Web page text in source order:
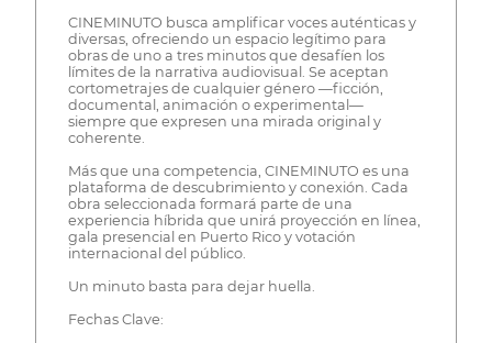
CINEMINUTO busca amplificar voces auténticas y
diversas, ofreciendo un espacio legítimo para
obras de uno a tres minutos que desafíen los
límites de la narrativa audiovisual. Se aceptan
cortometrajes de cualquier género —ficción,
documental, animación o experimental—
siempre que expresen una mirada original y
coherente.
Más que una competencia, CINEMINUTO es una
plataforma de descubrimiento y conexión. Cada
obra seleccionada formará parte de una
experiencia híbrida que unirá proyección en línea,
gala presencial en Puerto Rico y votación
internacional del público.
Un minuto basta para dejar huella.
Fechas Clave: